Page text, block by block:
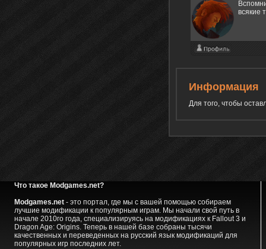
всякие
Информация
Для того, чтобы
Что такое Modgames.net?
Modgames.net- это портал, где мы с вашей помощью собираем
лучшие модификации к популярным играм. Мы начали свой путь в
начале 2010го года, специализируясь на модификациях к Fallout 3 и
Dragon Age: Origins. Теперь в нашей базе собраны тысячи
качественных и переведенных на русский язык модификаций для
популярных игр последних лет.